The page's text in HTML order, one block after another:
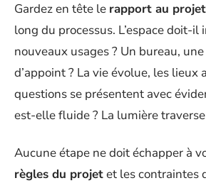
Gardez en tête le rapport au
long du processus. L’espace doit-il
nouveaux usages ? Un bureau,
d’appoint ? La vie évolue, les lieux
questions se présentent avec
est-elle fluide ? La lumière
Aucune étape ne doit échapper à
règles du projetet les contraintes